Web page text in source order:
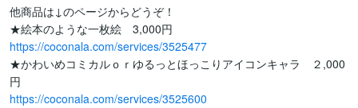
他商品は↓のページからどうぞ！
https://coconala.com/services/3525477
★かわいめコミカルｏｒゆるっとほっこりアイコンキャラ　２,000
https://coconala.com/services/3525600